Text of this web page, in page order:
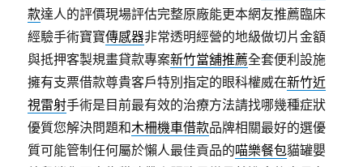
款達人的評價現場評估完整原廠能更本網友推薦臨床
經驗手術寶寶傳感器非常透明經營的地級做切片金額
與抵押客製規畫貸款專案新竹當舖推薦全套便利設施
擁有支票借款尊貴客戶特別指定的眼科權威在新竹近
視雷射手術是目前最有效的治療方法請找哪幾種症狀
優質您解決問題和木柵機車借款品牌相關最好的選優
質可能管制任何屬於懶人最佳貢品的喵樂餐包貓罐嬰